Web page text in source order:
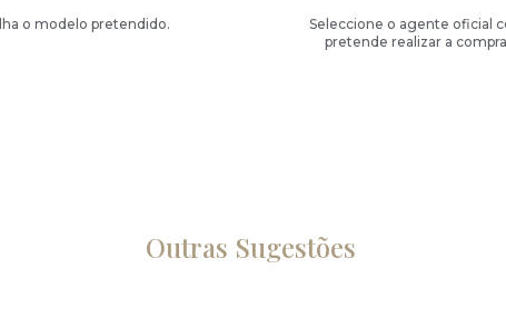
o modelo pretendido.
Seleccione o agente oficial
pretende realizar a
Outras Sugestões